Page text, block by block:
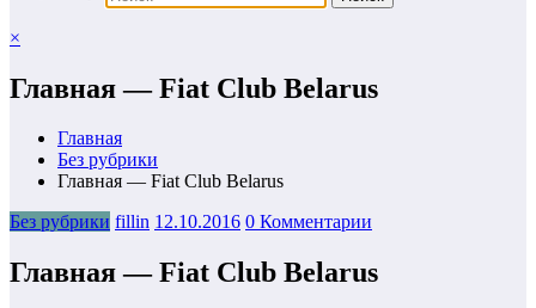
×
Главная — Fiat Club Belarus
Главная
Без рубрики
Главная — Fiat Club Belarus
Без рубрики fillin 12.10.2016 0 Комментарии
Главная — Fiat Club Belarus